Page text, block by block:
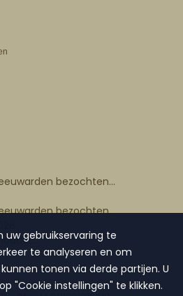
bezochten...
bezochten...
uw gebruikservaring te
te analyseren en om
tonen via derde partijen. U
"Cookie instellingen" te klikken.